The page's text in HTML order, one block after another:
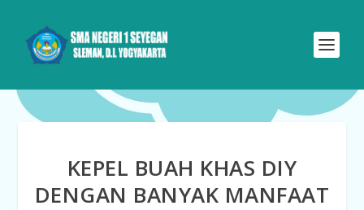
KEPEL BUAH KHAS DIY
DENGAN BANYAK MANFAAT